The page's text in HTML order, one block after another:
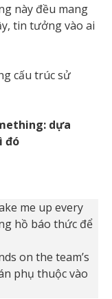
này đều mang
tin tưởng vào ai
cấu trúc sử
dựa
đó
me up every
hồ báo thức để
on the team’s
phụ thuộc vào